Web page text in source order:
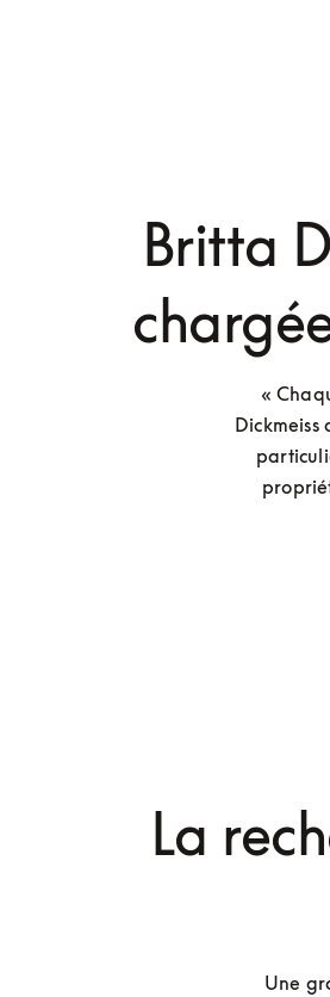
Britta
«
Dickmeiss
La
Une